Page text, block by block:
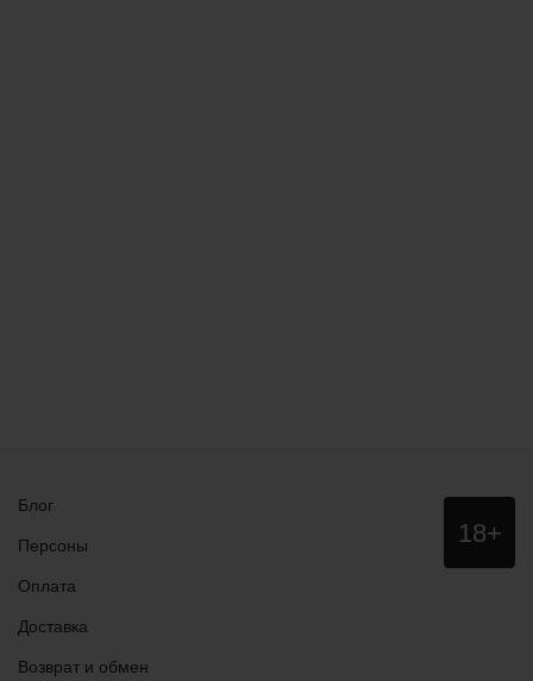
Блог
Персоны
Оплата
Доставка
Возврат и обмен
18+
сайт НЕ
для